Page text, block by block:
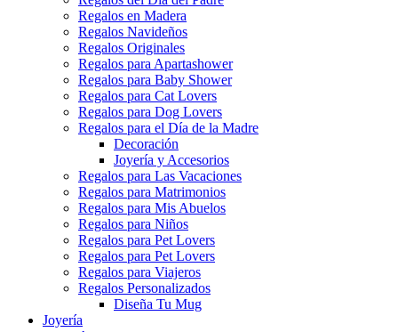
Regalos en Madera
Regalos Navideños
Regalos Originales
Regalos para Apartashower
Regalos para Baby Shower
Regalos para Cat Lovers
Regalos para Dog Lovers
Regalos para el Día de la Madre
Decoración
Joyería y Accesorios
Regalos para Las Vacaciones
Regalos para Matrimonios
Regalos para Mis Abuelos
Regalos para Niños
Regalos para Pet Lovers
Regalos para Pet Lovers
Regalos para Viajeros
Regalos Personalizados
Diseña Tu Mug
Joyería